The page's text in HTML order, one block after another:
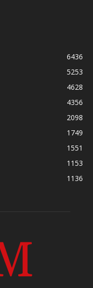
6436
5253
4628
4356
2098
1749
1551
1153
1136